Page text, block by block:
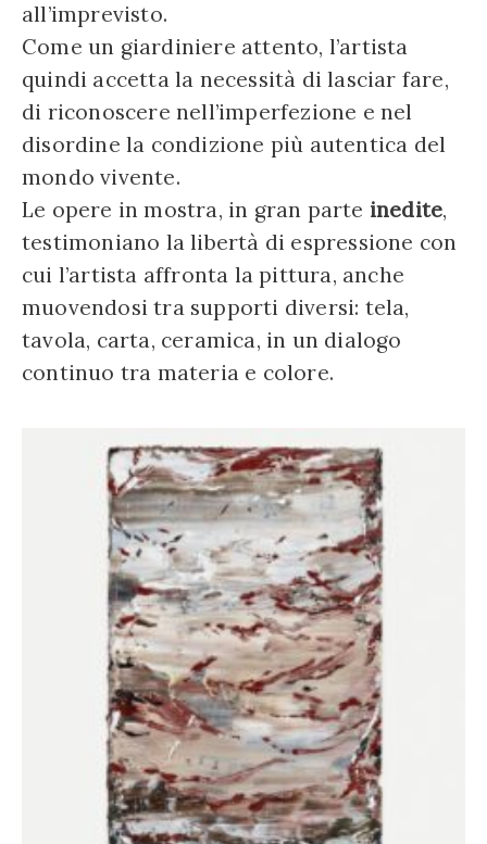
all’imprevisto.
Come un giardiniere attento, l’artista
quindi accetta la necessità di lasciar fare,
di riconoscere nell’imperfezione e nel
disordine la condizione più autentica del
mondo vivente.
Le opere in mostra, in gran parte inedite,
testimoniano la libertà di espressione con
cui l’artista affronta la pittura, anche
muovendosi tra supporti diversi: tela,
tavola, carta, ceramica, in un dialogo
continuo tra materia e colore.